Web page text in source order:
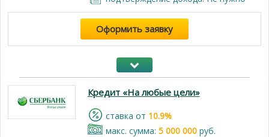
Оформить заявку
Кредит «На любые цели»
cтавка от 10.9%
макс. сумма: 5 000 000руб.